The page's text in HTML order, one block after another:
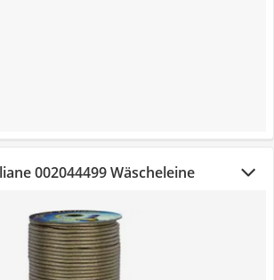
002044499 Wäscheleine